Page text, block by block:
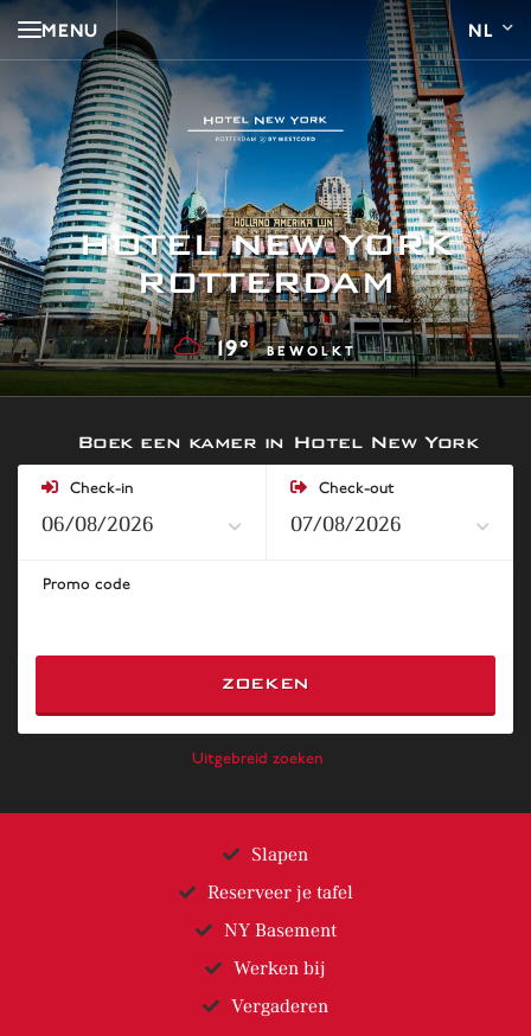
MENU
HOTEL NEW YORK
ROTTERDAM
19° BEWOLKT
Boek een kamer in Hotel New York
Check-in Check-out
Promo code
ZOEKEN
Uitgebreid zoeken
Slapen
Reserveer je tafel
NY Basement
Werken bij
Vergaderen